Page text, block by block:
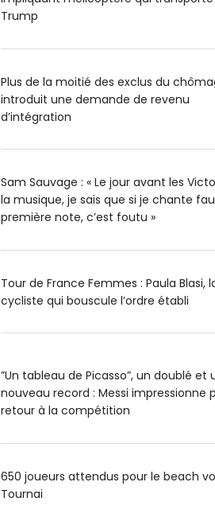
Trump
Plus de la moitié des exclus du
introduit une demande de revenu
d’intégration
Sam Sauvage : « Le jour avant les
la musique, je sais que si je chante
première note, c’est foutu »
Tour de France Femmes : Paula Blasi,
cycliste qui bouscule l’ordre établi
”Un tableau de Picasso”, un doublé et
nouveau record : Messi impressionne
retour à la compétition
650 joueurs attendus pour le beach
Tournai